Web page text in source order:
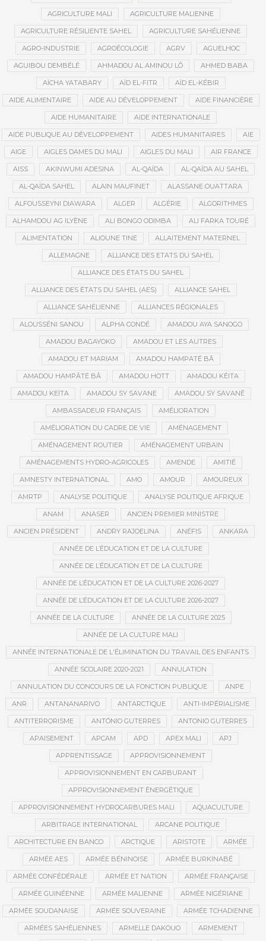
AGRICULTURE MALI AGRICULTURE MALIENNE
AGRICULTURE RÉSILIENTE SAHEL AGRICULTURE SAHÉLIENNE
AGRO-INDUSTRIE AGROÉCOLOGIE AGRV AGUELHOC
AGUIBOU DEMBÉLÉ AHMADOU AL AMINOU LÔ AHMED BABA
AÏCHA YATABARY AÏD EL-FITR AÏD EL-KÉBIR
AIDE ALIMENTAIRE AIDE AU DÉVELOPPEMENT AIDE FINANCIÈRE
AIDE HUMANITAIRE AIDE INTERNATIONALE
AIDE PUBLIQUE AU DÉVELOPPEMENT AIDES HUMANITAIRES AIE
AIGE AIGLES DAMES DU MALI AIGLES DU MALI AIR FRANCE
AISS AKINWUMI ADESINA AL-QAÏDA AL-QAÏDA AU SAHEL
AL-QAÏDA SAHEL ALAIN MAUFINET ALASSANE OUATTARA
ALFOUSSEYNI DIAWARA ALGER ALGÉRIE ALGORITHMES
ALHAMDOU AG ILYÈNE ALI BONGO ODIMBA ALI FARKA TOURÉ
ALIMENTATION ALIOUNE TINE ALLAITEMENT MATERNEL
ALLEMAGNE ALLIANCE DES ETATS DU SAHEL
ALLIANCE DES ÉTATS DU SAHEL
ALLIANCE DES ÉTATS DU SAHEL (AES) ALLIANCE SAHEL
ALLIANCE SAHÉLIENNE ALLIANCES RÉGIONALES
ALOUSSÉNI SANOU ALPHA CONDÉ AMADOU AYA SANOGO
AMADOU BAGAYOKO AMADOU ET LES AUTRES
AMADOU ET MARIAM AMADOU HAMPATÉ BÂ
AMADOU HAMPÂTÉ BÂ AMADOU HOTT AMADOU KÉITA
AMADOU KEÏTA AMADOU SY SAVANE AMADOU SY SAVANÉ
AMBASSADEUR FRANÇAIS AMÉLIORATION
AMÉLIORATION DU CADRE DE VIE AMÉNAGEMENT
AMÉNAGEMENT ROUTIER AMÉNAGEMENT URBAIN
AMÉNAGEMENTS HYDRO-AGRICOLES AMENDE AMITIÉ
AMNESTY INTERNATIONAL AMO AMOUR AMOUREUX
AMRTP ANALYSE POLITIQUE ANALYSE POLITIQUE AFRIQUE
ANAM ANASER ANCIEN PREMIER MINISTRE
ANCIEN PRÉSIDENT ANDRY RAJOELINA ANÉFIS ANKARA
ANNÉE DE L’ÉDUCATION ET DE LA CULTURE
ANNÉE DE L’ÉDUCATION ET DE LA CULTURE
ANNÉE DE L’ÉDUCATION ET DE LA CULTURE 2026-2027
ANNÉE DE L’ÉDUCATION ET DE LA CULTURE 2026-2027
ANNÉE DE LA CULTURE ANNÉE DE LA CULTURE 2025
ANNÉE DE LA CULTURE MALI
ANNÉE INTERNATIONALE DE L'ÉLIMINATION DU TRAVAIL DES ENFANTS
ANNÉE SCOLAIRE 2020-2021 ANNULATION
ANNULATION DU CONCOURS DE LA FONCTION PUBLIQUE ANPE
ANR ANTANANARIVO ANTARCTIQUE ANTI-IMPÉRIALISME
ANTITERRORISME ANTÓNIO GUTERRES ANTONIO GUTERRES
APAISEMENT APCAM APD APEX MALI APJ
APPRENTISSAGE APPROVISIONNEMENT
APPROVISIONNEMENT EN CARBURANT
APPROVISIONNEMENT ÉNERGÉTIQUE
APPROVISIONNEMENT HYDROCARBURES MALI AQUACULTURE
ARBITRAGE INTERNATIONAL ARCANE POLITIQUE
ARCHITECTURE EN BANCO ARCTIQUE ARISTOTE ARMÉE
ARMÉE AES ARMÉE BÉNINOISE ARMÉE BURKINABÉ
ARMÉE CONFÉDÉRALE ARMÉE ET NATION ARMÉE FRANÇAISE
ARMÉE GUINÉENNE ARMÉE MALIENNE ARMÉE NIGÉRIANE
ARMÉE SOUDANAISE ARMÉE SOUVERAINE ARMÉE TCHADIENNE
ARMÉES SAHÉLIENNES ARMELLE DAKOUO ARMEMENT